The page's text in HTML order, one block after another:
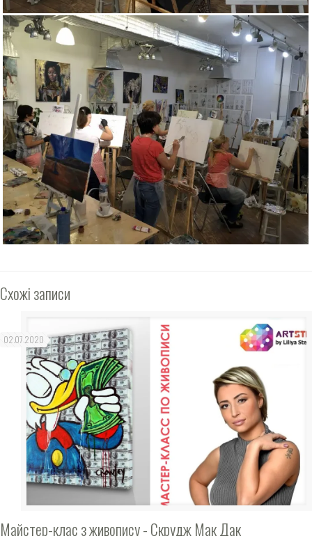
Схожі записи
02.07.2020
Майстер-клас з живопису - Скрудж Мак Дак